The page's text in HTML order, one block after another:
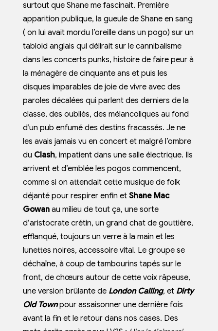
surtout que Shane me fascinait. Première
apparition publique, la gueule de Shane en sang
( on lui avait mordu l’oreille dans un pogo) sur un
tabloïd anglais qui délirait sur le cannibalisme
dans les concerts punks, histoire de faire peur à
la ménagère de cinquante ans et puis les
disques imparables de joie de vivre avec des
paroles décalées qui parlent des derniers de la
classe, des oubliés, des mélancoliques au fond
d’un pub enfumé des destins fracassés. Je ne
les avais jamais vu en concert et malgré l’ombre
du Clash, impatient dans une salle électrique. Ils
arrivent et d’emblée les pogos commencent,
comme si on attendait cette musique de folk
déjanté pour respirer enfin etShane Mac
Gowan au milieu de tout ça, une sorte
d’aristocrate crétin, un grand chat de gouttière,
efflanqué, toujours un verre à la main et les
lunettes noires, accessoire vital. Le groupe se
déchaîne, à coup de tambourins tapés sur le
front, de chœurs autour de cette voix râpeuse,
une version brûlante de London Calling, et Dirty
Old Town pour assaisonner une dernière fois
avant la fin et le retour dans nos cases. Des